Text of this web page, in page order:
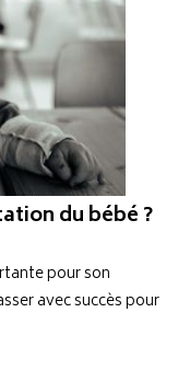
du bébé ?
pour son
avec succès pour